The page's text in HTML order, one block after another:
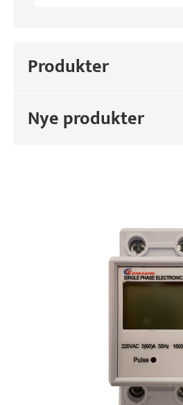
Produkter
Nye produkter